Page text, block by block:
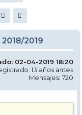
2019
02-04-2019 18:20
13 años antes
Mensajes: 720